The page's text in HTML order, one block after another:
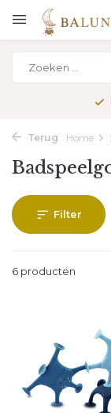
Terug Home
Filter
6 producten